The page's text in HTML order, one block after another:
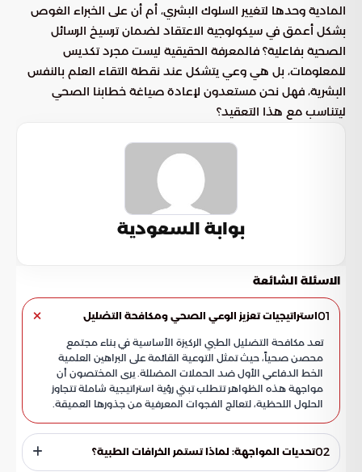
المادية وحدها لتغيير السلوك البشري، أم أن على الخبراء الغوص
بشكل أعمق في سيكولوجية الاعتقاد لضمان ترسيخ الرسائل
الصحية بفاعلية؟ فالمعرفة الحقيقية ليست مجرد تكديس
للمعلومات، بل هي وعي يتشكل عند نقطة التقاء العلم بالنفس
البشرية، فهل نحن مستعدون لإعادة صياغة خطابنا الصحي
ليتناسب مع هذا التعقيد؟
بوابة السعودية
الاسئلة الشائعة
01استراتيجيات تعزيز الوعي الصحي ومكافحة التضليل
تعد مكافحة التضليل الطبي الركيزة الأساسية في بناء مجتمع
محصن صحياً، حيث تمثل التوعية القائمة على البراهين العلمية
الخط الدفاعي الأول ضد الحملات المضللة. يرى المختصون أن
مواجهة هذه الظواهر تتطلب تبني رؤية استراتيجية شاملة تتجاوز
الحلول اللحظية، لتعالج الفجوات المعرفية من جذورها العميقة.
02تحديات المواجهة: لماذا تستمر الخرافات الطبية؟